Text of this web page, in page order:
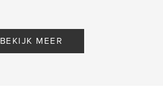
BEKIJK MEER